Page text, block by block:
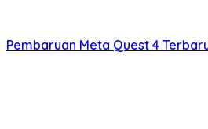
Pembaruan Meta Quest 4